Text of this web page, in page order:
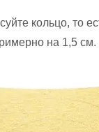
кольцо, то
на 1,5 см.